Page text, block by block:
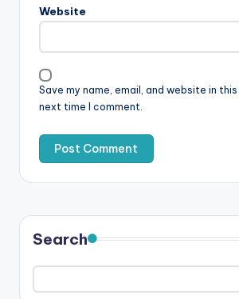
Website
Save my name, email, and website in
next time I comment.
Search